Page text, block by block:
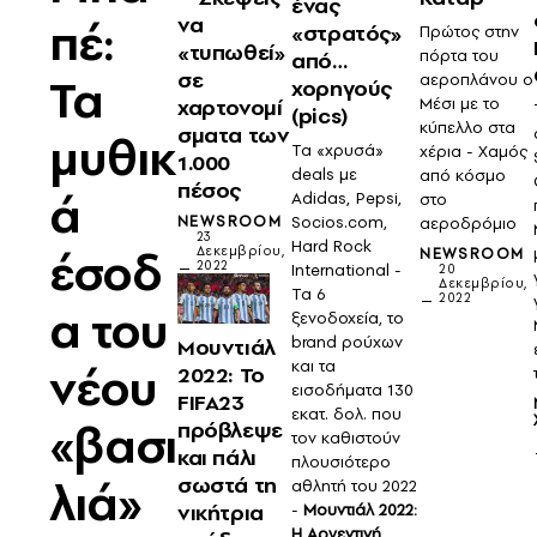
πέ:
Τα
μυθικ
ά
έσοδ
α του
νέου
«βασι
λιά»
να
«τυπωθεί»
σε
χαρτονομί
σματα των
1.000
πέσος
NEWSROOM
23
Δεκεμβρίου,
2022
Μουντιάλ
2022: Το
FIFA23
πρόβλεψε
και πάλι
σωστά τη
νικήτρια
«στρατός»
από…
χορηγούς
(pics)
Τα «χρυσά»
deals με
Adidas, Pepsi,
Socios.com,
Hard Rock
International -
Τα 6
ξενοδοχεία, το
brand ρούχων
και τα
εισοδήματα 130
εκατ. δολ. που
τον καθιστούν
πλουσιότερο
αθλητή του 2022
-Μουντιάλ 2022:
Πρώτος στην
πόρτα του
αεροπλάνου ο
Μέσι με το
κύπελλο στα
χέρια - Χαμός
από κόσμο
στο
αεροδρόμιο
NEWSROOM
20
Δεκεμβρίου,
2022